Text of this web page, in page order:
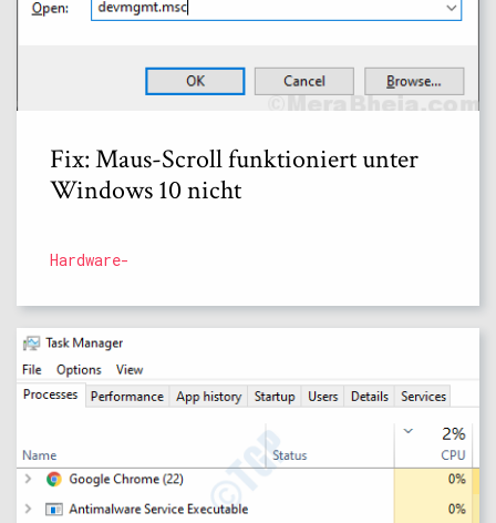
Fix: Maus-Scroll funktioniert unter
Windows 10 nicht
Hardware-